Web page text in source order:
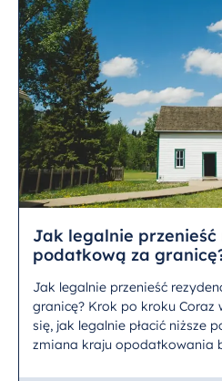
Jak legalnie przenieść
podatkową za
Jak legalnie przenieść
granicę? Krok po kroku Coraz
się, jak legalnie płacić niższe
zmiana kraju opodatkowania